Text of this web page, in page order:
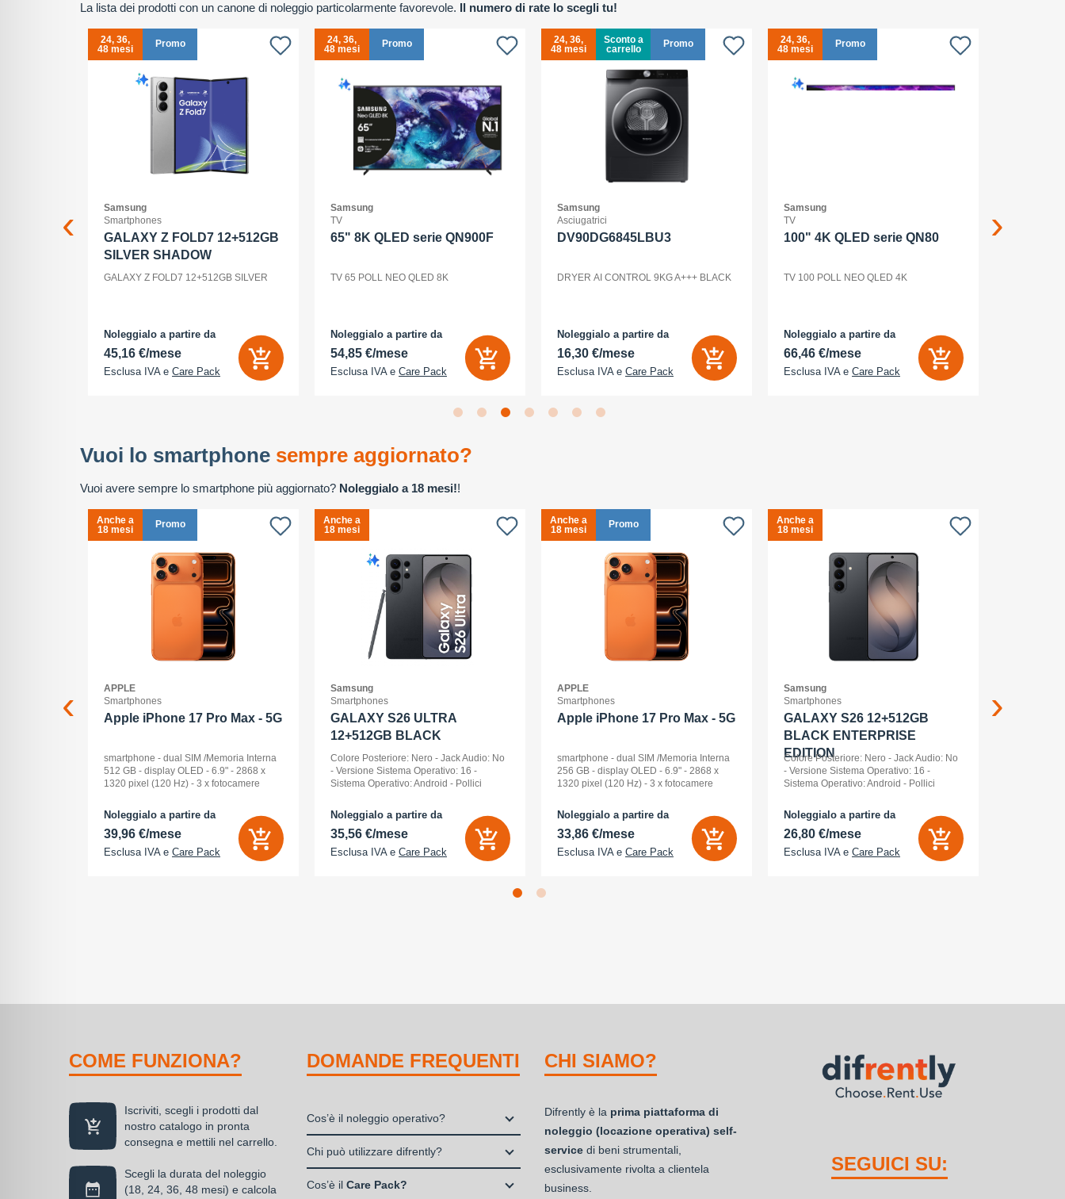
La lista dei prodotti con un canone di noleggio particolarmente favorevole. Il numero di rate lo scegli tu!
24, 36,
48 mesi
Promo
Samsung
Smartphones
GALAXY Z FOLD7 12+512GB
SILVER SHADOW
GALAXY Z FOLD7 12+512GB SILVER
Noleggialo a partire da
45,16 €/mese
Esclusa IVA e Care Pack
24, 36,
48 mesi
Promo
Samsung
TV
65" 8K QLED serie QN900F
TV 65 POLL NEO QLED 8K
Noleggialo a partire da
54,85 €/mese
Esclusa IVA e Care Pack
24, 36,
48 mesi
Sconto a
carrello
Promo
Samsung
Asciugatrici
DV90DG6845LBU3
DRYER AI CONTROL 9KG A+++ BLACK
Noleggialo a partire da
16,30 €/mese
Esclusa IVA e Care Pack
24, 36,
48 mesi
Promo
Samsung
TV
100" 4K QLED serie QN80
TV 100 POLL NEO QLED 4K
Noleggialo a partire da
66,46 €/mese
Esclusa IVA e Care Pack
Vuoi lo smartphone sempre aggiornato?
Vuoi avere sempre lo smartphone più aggiornato? Noleggialo a 18 mesi!!
Anche a
18 mesi
Promo
APPLE
Smartphones
Apple iPhone 17 Pro Max - 5G
smartphone - dual SIM /Memoria Interna
512 GB - display OLED - 6.9" - 2868 x
1320 pixel (120 Hz) - 3 x fotocamere
camera 18 Megapixel - arancione
cosmico
Noleggialo a partire da
39,96 €/mese
Esclusa IVA e Care Pack
Anche a
18 mesi
Samsung
Smartphones
GALAXY S26 ULTRA
12+512GB BLACK
Colore Posteriore: Nero - Jack Audio: No
- Versione Sistema Operativo: 16 -
Sistema Operativo: Android - Pollici
AMOLED 2x - Memoria Interna (ROM):
512 GB - Espandibile fino a: 0 GB - Dual
Noleggialo a partire da
35,56 €/mese
Esclusa IVA e Care Pack
Anche a
18 mesi
Promo
APPLE
Smartphones
Apple iPhone 17 Pro Max - 5G
smartphone - dual SIM /Memoria Interna
256 GB - display OLED - 6.9" - 2868 x
1320 pixel (120 Hz) - 3 x fotocamere
camera 18 Megapixel - arancione
cosmico
Noleggialo a partire da
33,86 €/mese
Esclusa IVA e Care Pack
Anche a
18 mesi
Samsung
Smartphones
GALAXY S26 12+512GB
BLACK ENTERPRISE
EDITION
Colore Posteriore: Nero - Jack Audio: No
- Versione Sistema Operativo: 16 -
Sistema Operativo: Android - Pollici
- Memoria Interna (ROM): 512 GB -
Espandibile fino a: 0 GB - Dual Sim: Sì
Noleggialo a partire da
26,80 €/mese
Esclusa IVA e Care Pack
COME FUNZIONA?
Iscriviti, scegli i prodotti dal
nostro catalogo in pronta
consegna e mettili nel carrello.
Scegli la durata del noleggio
(18, 24, 36, 48 mesi) e calcola
DOMANDE FREQUENTI
Cos’è il noleggio operativo?
Il noleggio, o locazione operativa, è una
disponibilità di un bene strumentale utile
Chi può utilizzare difrently?
Liberi Professionisti e Studi Associati
Cos’è il Care Pack?
CHI SIAMO?
Difrently è la prima piattaforma di
noleggio (locazione operativa) self-
service di beni strumentali,
esclusivamente rivolta a clientela
business.
SEGUICI SU: